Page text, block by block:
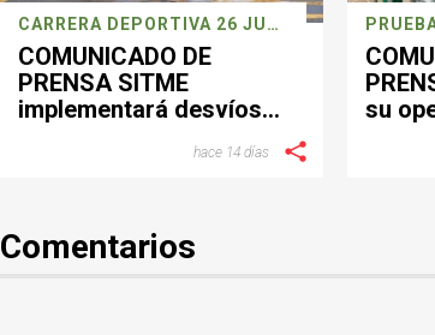
CARRERA DEPORTIVA 26 JULIO
COMUNICADO DE
PRENSA SITME
implementará desvíos
domingo por jornada
hace 14 días
su
Comentarios